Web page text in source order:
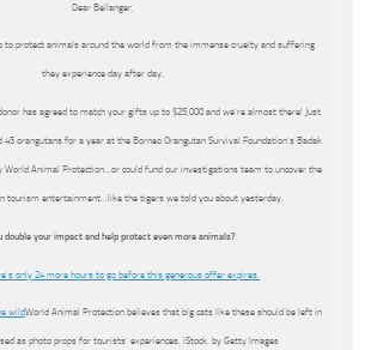
Dear Bellanger,
to protect animals around the world from the immense cruelty and suffering
they experience day after day.
has agreed to match your gifts up to $25,000 and we’re almost there! Just
45 orangutans for a year at the Borneo Orangutan Survival Foundation’s Badak
World Animal Protection…or could fund our investigations team to uncover the
tourism entertainment…like the tigers we told you about yesterday.
double your impact and help protect even more animals?
only 24 more hours to go before this generous offer expires.
World Animal Protection believes that big cats like these should be left in
as photo props for tourists’ experiences. iStock. by Getty Images